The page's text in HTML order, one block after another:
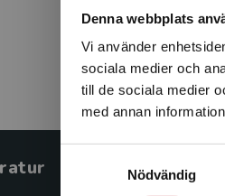
Denna webbplats
Vi använder
sociala medier och
till de sociala medier
med annan
Nödvändig